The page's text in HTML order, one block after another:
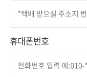
휴대폰번호